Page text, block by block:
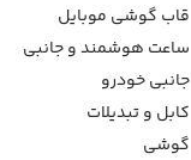
قاب گوشی موبایل
ساعت هوشمند و جانبی
جانبی خودرو
کابل و تبدیلات
گوشی